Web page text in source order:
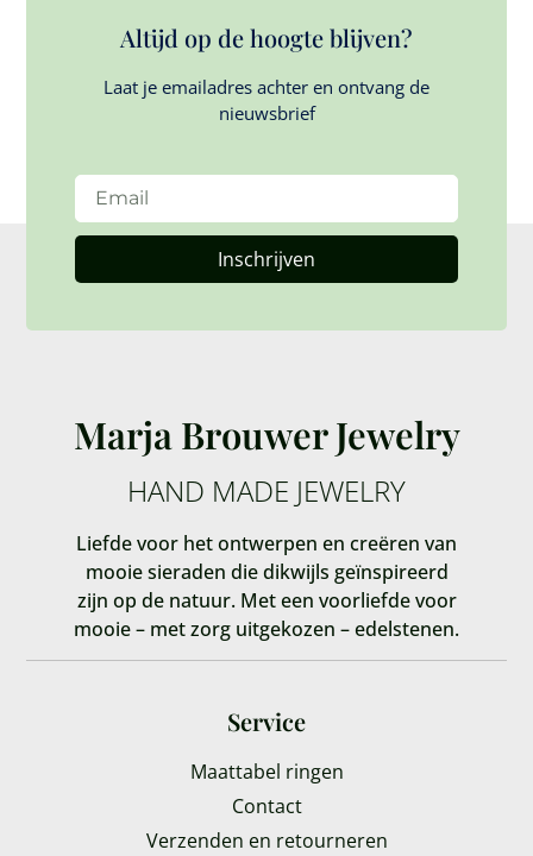
Altijd op de hoogte blijven?
Laat je emailadres achter en ontvang de
nieuwsbrief
Inschrijven
Marja Brouwer Jewelry
HAND MADE JEWELRY
Liefde voor het ontwerpen en creëren van
mooie sieraden die dikwijls geïnspireerd
zijn op de natuur. Met een voorliefde voor
mooie – met zorg uitgekozen – edelstenen.
Service
Maattabel ringen
Contact
Verzenden en retourneren